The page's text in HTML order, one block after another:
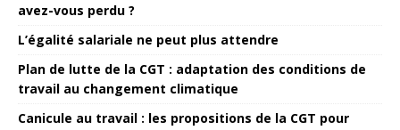
avez-vous perdu ?
L’égalité salariale ne peut plus attendre
Plan de lutte de la CGT : adaptation des conditions de
travail au changement climatique
Canicule au travail : les propositions de la CGT pour